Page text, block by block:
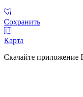
Сохранить
Карта
Скачайте приложение